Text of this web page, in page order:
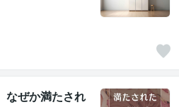
なぜか満たされ